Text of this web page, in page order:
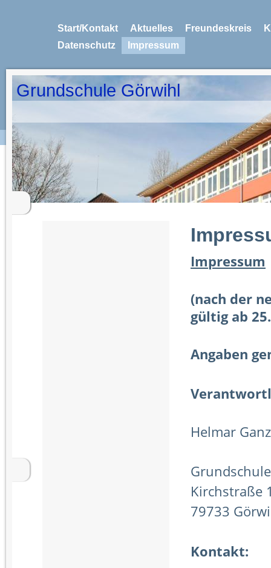
Start/Kontakt Aktuelles Freundeskreis
Datenschutz
Impressum
Grundschule Görwihl
Impressum
(nach der
gültig ab
Angaben
Helmar Ganz
Kirchstraße
79733
Kontakt: